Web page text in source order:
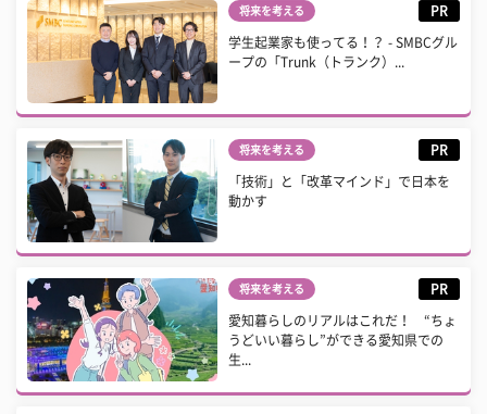
将来を考える PR
学生起業家も使ってる！？ - SMBCグル
ープの「Trunk（トランク）...
将来を考える PR
「技術」と「改革マインド」で日本を
動かす
将来を考える PR
愛知暮らしのリアルはこれだ！ “ちょ
うどいい暮らし”ができる愛知県での
生...